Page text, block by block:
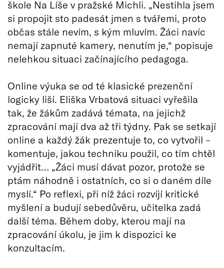
škole Na Líše v pražské Michli. „Nestihla jsem
si propojit sto padesát jmen s tvářemi, proto
občas stále nevím, s kým mluvím. Žáci navíc
nemají zapnuté kamery, nenutím je,“ popisuje
nelehkou situaci začínajícího pedagoga.
Online výuka se od té klasické prezenční
logicky liší. Eliška Vrbatová situaci vyřešila
tak, že žákům zadává témata, na jejichž
zpracování mají dva až tři týdny. Pak se setkají
online a každý žák prezentuje to, co vytvořil –
komentuje, jakou techniku použil, co tím chtěl
vyjádřit… „Žáci musí dávat pozor, protože se
ptám náhodně i ostatních, co si o daném díle
myslí.“ Po reflexi, při níž žáci rozvíjí kritické
myšlení a budují sebedůvěru, učitelka zadá
další téma. Během doby, kterou mají na
zpracování úkolu, je jim k dispozici ke
konzultacím.